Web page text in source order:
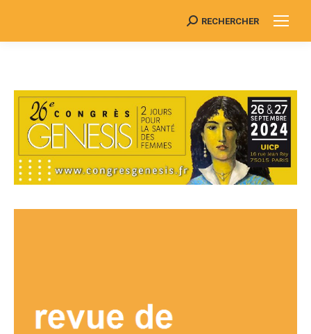
Search:
RECHERCHER